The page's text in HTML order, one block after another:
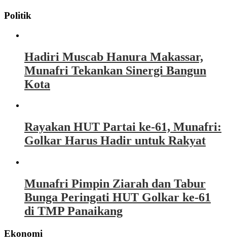
Politik
Hadiri Muscab Hanura Makassar,
Munafri Tekankan Sinergi Bangun
Kota
Rayakan HUT Partai ke-61, Munafri:
Golkar Harus Hadir untuk Rakyat
Munafri Pimpin Ziarah dan Tabur
Bunga Peringati HUT Golkar ke-61
di TMP Panaikang
Ekonomi